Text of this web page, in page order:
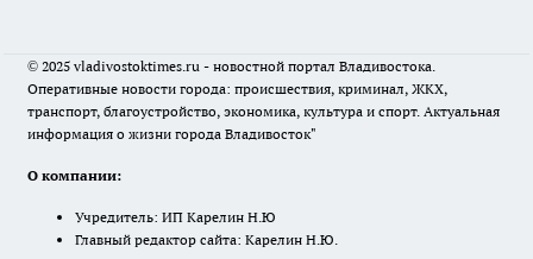
© 2025 vladivostoktimes.ru - новостной портал Владивостока.
Оперативные новости города: происшествия, криминал, ЖКХ,
транспорт, благоустройство, экономика, культура и спорт. Актуальная
информация о жизни города Владивосток"
О компании:
Учредитель: ИП Карелин Н.Ю
Главный редактор сайта: Карелин Н.Ю.